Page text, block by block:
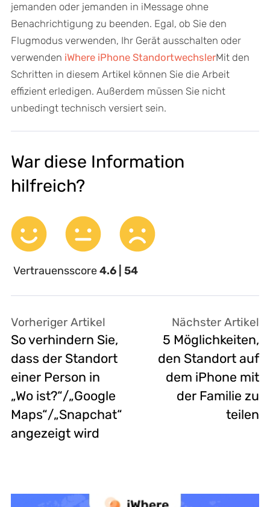
jemanden oder jemanden in iMessage ohne
Benachrichtigung zu beenden. Egal, ob Sie den
Flugmodus verwenden, Ihr Gerät ausschalten oder
verwenden iWhere iPhone StandortwechslerMit den
Schritten in diesem Artikel können Sie die Arbeit
effizient erledigen. Außerdem müssen Sie nicht
unbedingt technisch versiert sein.
War diese Information
hilfreich?
Vertrauensscore4.6 | 54
Vorheriger Artikel
So verhindern Sie,
dass der Standort
einer Person in
„Wo ist?“/„Google
Maps“/„Snapchat“
angezeigt wird
Nächster Artikel
5 Möglichkeiten,
den Standort auf
dem iPhone mit
der Familie zu
teilen